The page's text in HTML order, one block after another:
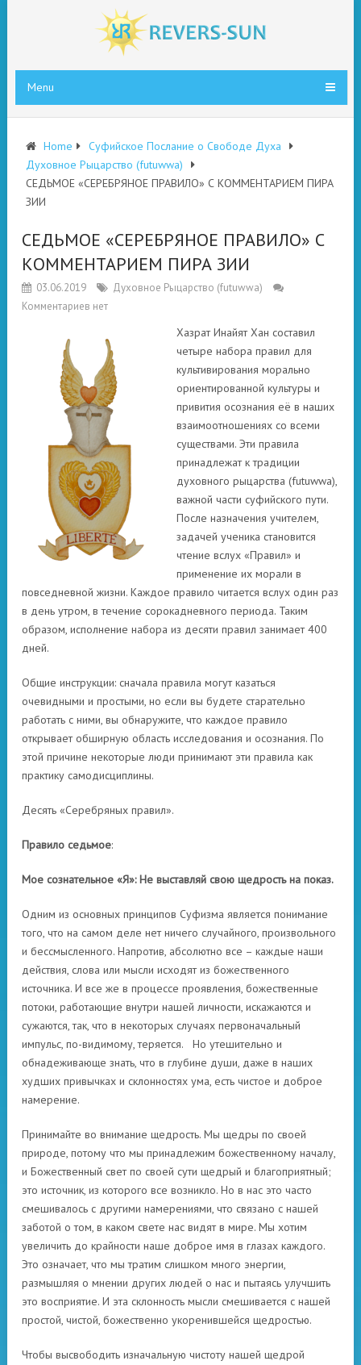
Menu
Home
Суфийское Послание о Свободе Духа
Духовное Рыцарство (futuwwa)
СЕДЬМОЕ «СЕРЕБРЯНОЕ ПРАВИЛО» С КОММЕНТАРИЕМ ПИРА
ЗИИ
СЕДЬМОЕ «СЕРЕБРЯНОЕ ПРАВИЛО» С
КОММЕНТАРИЕМ ПИРА ЗИИ
03.06.2019
Духовное Рыцарство (futuwwa)
Комментариев нет
Хазрат Инайят Хан составил
четыре набора правил для
культивирования морально
ориентированной культуры и
привития осознания её в наших
взаимоотношениях со всеми
существами. Эти правила
принадлежат к традиции
духовного рыцарства (futuwwa),
важной части суфийского пути.
После назначения учителем,
задачей ученика становится
чтение вслух «Правил» и
применение их морали в
повседневной жизни. Каждое правило читается вслух один раз
в день утром, в течение сорокадневного периода. Таким
образом, исполнение набора из десяти правил занимает 400
дней.
Общие инструкции: сначала правила могут казаться
очевидными и простыми, но если вы будете старательно
работать с ними, вы обнаружите, что каждое правило
открывает обширную область исследования и осознания. По
этой причине некоторые люди принимают эти правила как
практику самодисциплины.
Десять «Серебряных правил».
Правило седьмое:
Мое сознательное «Я»: Не выставляй свою щедрость на показ.
Одним из основных принципов Суфизма является понимание
того, что на самом деле нет ничего случайного, произвольного
и бессмысленного. Напротив, абсолютно все – каждые наши
действия, слова или мысли исходят из божественного
источника. И все же в процессе проявления, божественные
потоки, работающие внутри нашей личности, искажаются и
сужаются, так, что в некоторых случаях первоначальный
импульс, по-видимому, теряется. Но утешительно и
обнадеживающе знать, что в глубине души, даже в наших
худших привычках и склонностях ума, есть чистое и доброе
намерение.
Принимайте во внимание щедрость. Мы щедры по своей
природе, потому что мы принадлежим божественному началу,
и Божественный свет по своей сути щедрый и благоприятный;
это источник, из которого все возникло. Но в нас это часто
смешивалось с другими намерениями, что связано с нашей
заботой о том, в каком свете нас видят в мире. Мы хотим
увеличить до крайности наше доброе имя в глазах каждого.
Это означает, что мы тратим слишком много энергии,
размышляя о мнении других людей о нас и пытаясь улучшить
это восприятие. И эта склонность мысли смешивается с нашей
простой, чистой, божественно укоренившейся щедростью.
Чтобы высвободить изначальную чистоту нашей щедрой